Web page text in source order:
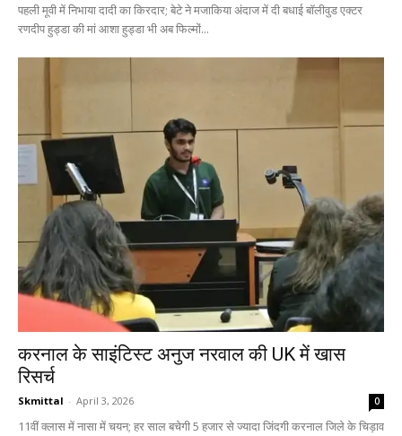
पहली मूवी में निभाया दादी का किरदार; बेटे ने मजाकिया अंदाज में दी बधाई बॉलीवुड एक्टर
रणदीप हुड्डा की मां आशा हुड्डा भी अब फिल्मों...
करनाल के साइंटिस्ट अनुज नरवाल की UK में खास
रिसर्च
Skmittal - April 3, 2026 0
11वीं क्लास में नासा में चयन; हर साल बचेगी 5 हजार से ज्यादा जिंदगी करनाल जिले के चिड़ाव